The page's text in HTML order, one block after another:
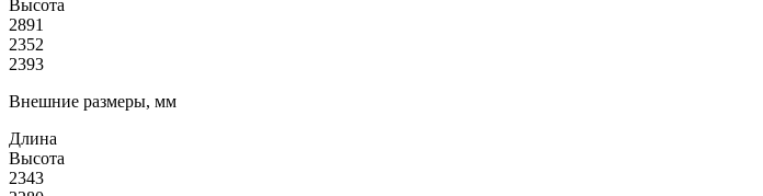
Высота
2891
2352
2393
Внешние размеры, мм
Длина
Высота
2343